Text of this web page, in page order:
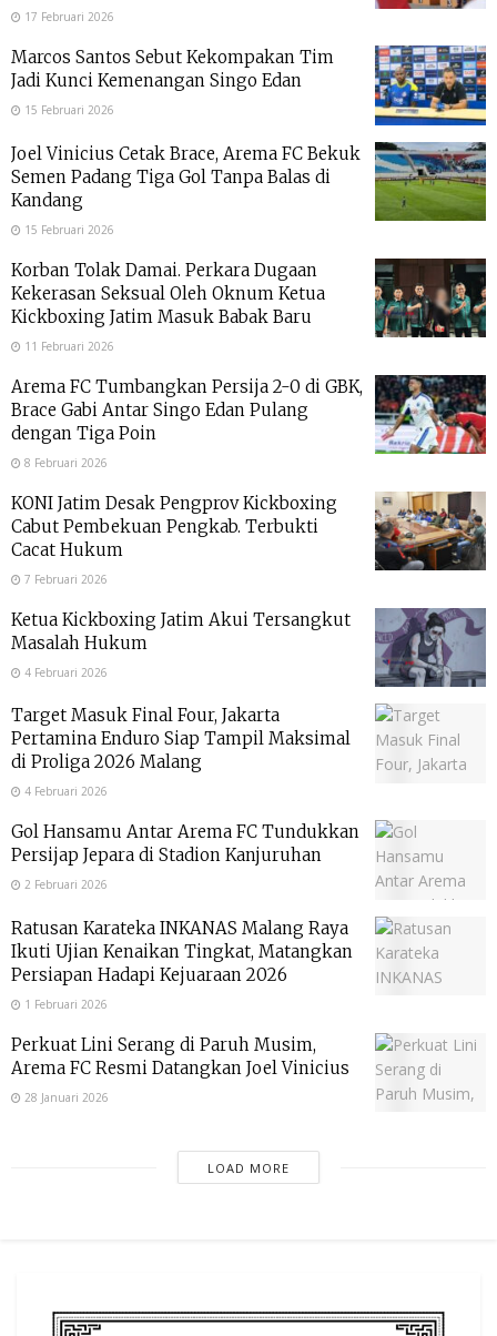
17 Februari 2026
Marcos Santos Sebut Kekompakan Tim
Jadi Kunci Kemenangan Singo Edan
15 Februari 2026
Joel Vinicius Cetak Brace, Arema FC Bekuk
Semen Padang Tiga Gol Tanpa Balas di
Kandang
15 Februari 2026
Korban Tolak Damai. Perkara Dugaan
Kekerasan Seksual Oleh Oknum Ketua
Kickboxing Jatim Masuk Babak Baru
11 Februari 2026
Arema FC Tumbangkan Persija 2-0 di GBK,
Brace Gabi Antar Singo Edan Pulang
dengan Tiga Poin
8 Februari 2026
KONI Jatim Desak Pengprov Kickboxing
Cabut Pembekuan Pengkab. Terbukti
Cacat Hukum
7 Februari 2026
Ketua Kickboxing Jatim Akui Tersangkut
Masalah Hukum
4 Februari 2026
Target Masuk Final Four, Jakarta
Pertamina Enduro Siap Tampil Maksimal
di Proliga 2026 Malang
4 Februari 2026
Gol Hansamu Antar Arema FC Tundukkan
Persijap Jepara di Stadion Kanjuruhan
2 Februari 2026
Ratusan Karateka INKANAS Malang Raya
Ikuti Ujian Kenaikan Tingkat, Matangkan
Persiapan Hadapi Kejuaraan 2026
1 Februari 2026
Perkuat Lini Serang di Paruh Musim,
Arema FC Resmi Datangkan Joel Vinicius
28 Januari 2026
LOAD MORE